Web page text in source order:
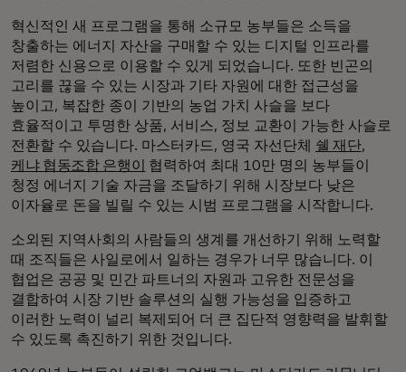
혁신적인 새 프로그램을 통해 소규모 농부들은 소득을
창출하는 에너지 자산을 구매할 수 있는 디지털 인프라를
저렴한 신용으로 이용할 수 있게 되었습니다. 또한 빈곤의
고리를 끊을 수 있는 시장과 기타 자원에 대한 접근성을
높이고, 복잡한 종이 기반의 농업 가치 사슬을 보다
효율적이고 투명한 상품, 서비스, 정보 교환이 가능한 사슬로
전환할 수 있습니다. 마스터카드, 영국 자선단체 쉘 재단,
케냐 협동조합 은행이
협력하여 최대 10만 명의 농부들이
청정 에너지 기술 자금을 조달하기 위해 시장보다 낮은
이자율로 돈을 빌릴 수 있는 시범 프로그램을 시작합니다.
소외된 지역사회의 사람들의 생계를 개선하기 위해 노력할
때 조직들은 사일로에서 일하는 경우가 너무 많습니다. 이
협업은 공공 및 민간 파트너의 자원과 고유한 전문성을
결합하여 시장 기반 솔루션의 실행 가능성을 입증하고
이러한 노력이 널리 복제되어 더 큰 집단적 영향력을 발휘할
수 있도록 촉진하기 위한 것입니다.